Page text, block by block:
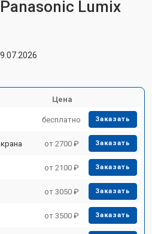
Lumix
Цена
бесплатно Заказать
от 2700 ₽ Заказать
от 2100 ₽ Заказать
от 3050 ₽ Заказать
от 3500 ₽ Заказать